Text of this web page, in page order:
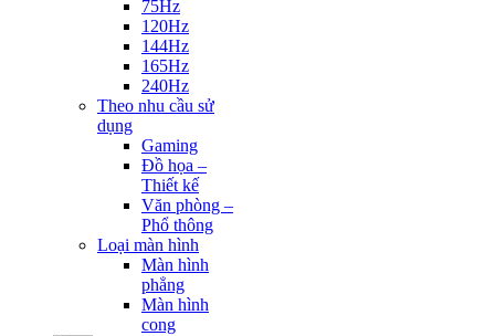
75Hz
120Hz
144Hz
165Hz
240Hz
Theo nhu cầu sử
dụng
Gaming
Đồ họa –
Thiết kế
Văn phòng –
Phổ thông
Loại màn hình
Màn hình
phẳng
Màn hình
cong